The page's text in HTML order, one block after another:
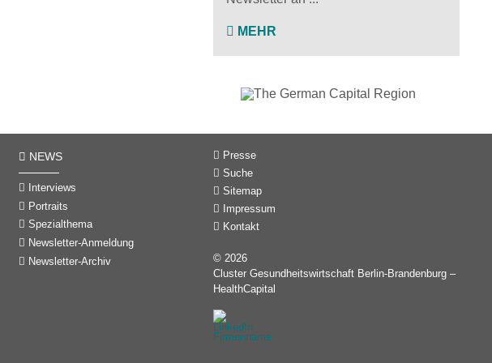
MEHR
NEWS
Interviews
Portraits
Spezialthema
Newsletter-Anmeldung
Newsletter-Archiv
Presse
Suche
Sitemap
Impressum
Kontakt
© 2026
Cluster Gesundheitswirtschaft Berlin-Brandenburg –
HealthCapital